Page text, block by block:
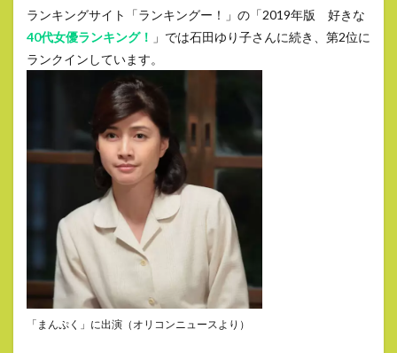
ランキングサイト「ランキングー！」の「2019年版 好きな
40代女優ランキング！ 」では石田ゆり子さんに続き、第2位に
ランクインしています。
「まんぷく」に出演（オリコンニュースより）